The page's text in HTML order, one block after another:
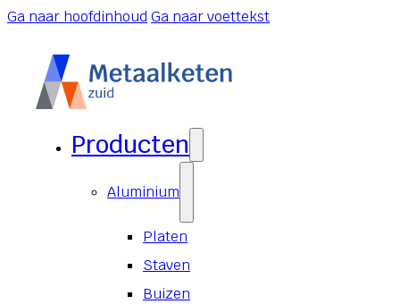
Ga naar hoofdinhoudGa naar voettekst
Producten
Aluminium
Platen
Staven
Buizen